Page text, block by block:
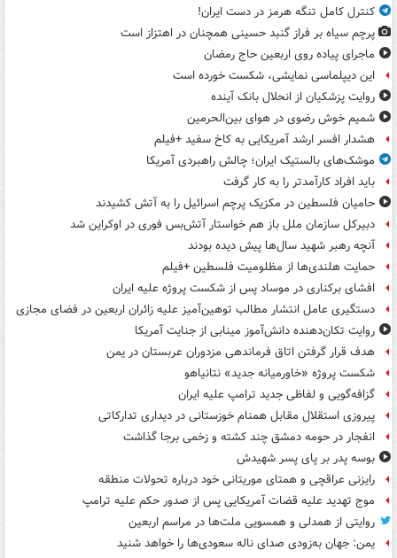
کنترل کامل تنگه هرمز در دست ایران!
پرچم سیاه بر فراز گنبد حسینی همچنان در اهتزاز است
ماجرای پیاده روی اربعین حاج رمضان
این دیپلماسی نمایشی، شکست خورده است
روایت پزشکیان از انحلال بانک آینده
شمیم خوش رضوی در هوای بین‌الحرمین
هشدار افسر ارشد آمریکایی به کاخ سفید +فیلم
موشک‌های بالستیک ایران؛ چالش راهبردی آمریکا
باید افراد کارآمدتر را به کار گرفت
حامیان فلسطین در مکزیک پرچم اسرائیل را به آتش کشیدند
دبیرکل سازمان ملل باز هم خواستار آتش‌بس فوری در اوکراین شد
آنچه رهبر شهید سال‌ها پیش دیده بودند
حمایت هلندی‌ها از مظلومیت فلسطین +فیلم
افشای برکناری در موساد پس از شکست پروژه علیه ایران
دستگیری عامل انتشار مطالب توهین‌آمیز علیه زائران اربعین در فضای مجازی
روایت تکان‌دهنده دانش‌آموز مینابی از جنایت آمریکا
هدف قرار گرفتن اتاق‌ فرماندهی مزدوران عربستان در یمن
شکست پروژه «خاورمیانه جدید» نتانیاهو
گزافه‌گویی و لفاظی جدید ترامپ علیه ایران
پیروزی استقلال مقابل همنام خوزستانی در دیداری تدارکاتی
انفجار در حومه دمشق چند کشته و زخمی برجا گذاشت
بوسه‌ پدر بر پای پسر شهیدش
رایزنی عراقچی و همتای موریتانی خود درباره تحولات منطقه
موج تهدید علیه قضات آمریکایی پس از صدور حکم علیه ترامپ
روایتی از همدلی و همسویی ملت‌ها در مراسم اربعین
یمن: جهان به‌زودی صدای ناله سعودی‌ها را خواهد شنید